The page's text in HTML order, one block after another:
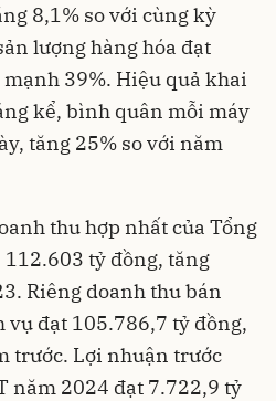
8,1% so với cùng kỳ
lượng hàng hóa đạt
39%. Hiệu quả khai
kể, bình quân mỗi máy
tăng 25% so với năm
thu hợp nhất của Tổng
112.603 tỷ đồng, tăng
Riêng doanh thu bán
vụ đạt 105.786,7 tỷ đồng,
trước. Lợi nhuận trước
năm 2024 đạt 7.722,9 tỷ